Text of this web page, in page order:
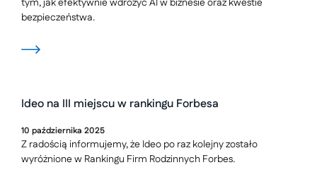
tym, jak efektywnie wdrożyć AI w biznesie oraz kwestie
bezpieczeństwa.
Ideo na III miejscu w rankingu Forbesa
10 października 2025
Z radością informujemy, że Ideo po raz kolejny zostało
wyróżnione w Rankingu Firm Rodzinnych Forbes.